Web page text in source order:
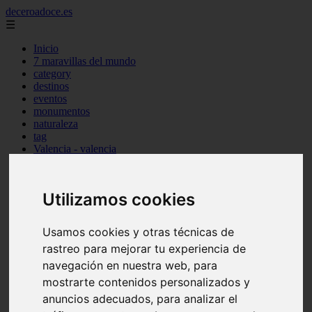
Utilizamos cookies
Usamos cookies y otras técnicas de
rastreo para mejorar tu experiencia de
navegación en nuestra web, para
mostrarte contenidos personalizados y
anuncios adecuados, para analizar el
deceroadoce.es
☰
Inicio
7 maravillas del mundo
category
destinos
eventos
monumentos
naturaleza
tag
Valencia - valencia
Sevilla - bormujos
Murcia - murcia
Alicante - benidorm
Alicante - finestrat
Almería - mojácar
Alicante - orihuela
Huesca - jaca